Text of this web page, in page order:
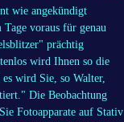
wie angekündigt
Tage voraus für genau
prächtig
wird Ihnen so die
wird Sie, so Walter,
Die Beobachtung
Fotoapparate auf Stativ